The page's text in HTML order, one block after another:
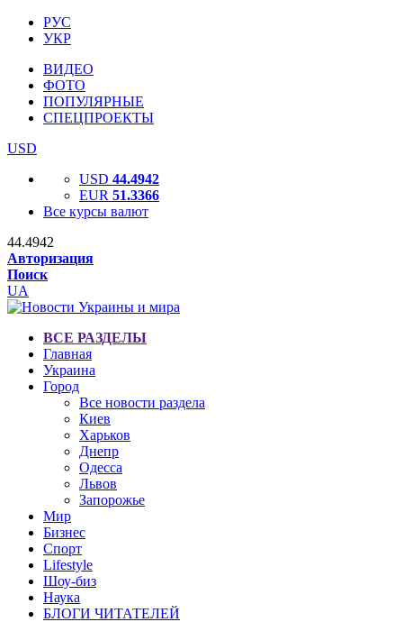
РУС
УКР
ВИДЕО
ФОТО
ПОПУЛЯРНЫЕ
СПЕЦПРОЕКТЫ
USD
USD 44.4942
EUR 51.3366
Все курсы валют
44.4942
Авторизация
Поиск
UA
ВСЕ РАЗДЕЛЫ
Главная
Украина
Город
Все новости раздела
Киев
Харьков
Днепр
Одесса
Львов
Запорожье
Мир
Бизнес
Спорт
Lifestyle
Шоу-биз
Наука
БЛОГИ ЧИТАТЕЛЕЙ